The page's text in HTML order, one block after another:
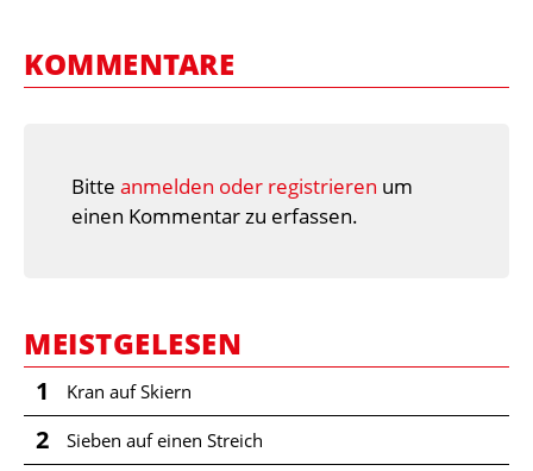
KOMMENTARE
Bitte anmelden oder registrieren um
einen Kommentar zu erfassen.
MEISTGELESEN
1 Kran auf Skiern
2 Sieben auf einen Streich